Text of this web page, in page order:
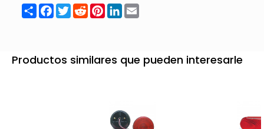
ShareFacebook
TwitterRedditPinterest
LinkedIn
Productos similares que pueden interesarle